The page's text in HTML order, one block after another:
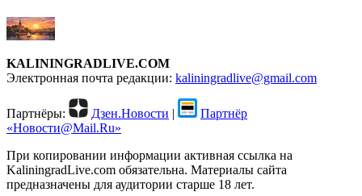
KALININGRADLIVE.COM
Электронная почта редакции: kaliningradlive@gmail.com
Партнёры: Дзен.Новости |
Партнёр
«Новости@Mail.Ru»
При копировании информации активная ссылка на
KaliningradLive.com обязательна. Материалы сайта
предназначены для аудитории старше 18 лет.